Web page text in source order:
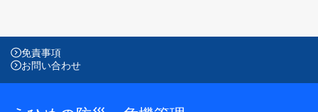
免責事項
お問い合わせ